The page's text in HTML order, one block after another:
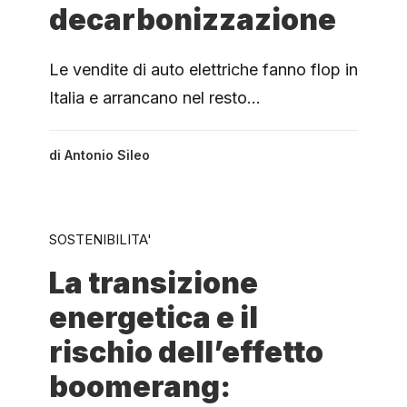
decarbonizzazione
Le vendite di auto elettriche fanno flop in
Italia e arrancano nel resto…
di Antonio Sileo
SOSTENIBILITA'
La transizione
energetica e il
rischio dell’effetto
boomerang: